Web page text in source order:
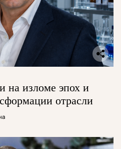
на изломе эпох и
отрасли